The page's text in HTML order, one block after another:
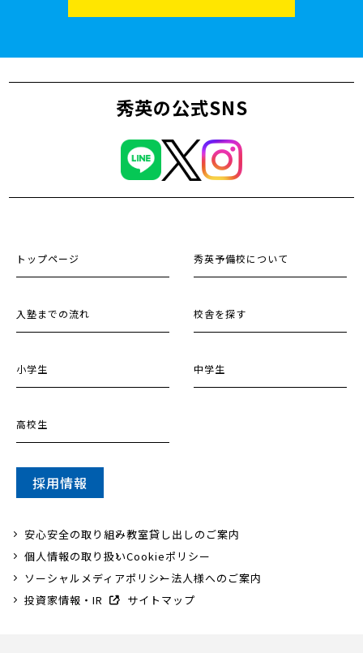
秀英の公式SNS
トップページ 秀英予備校について
入塾までの流れ 校舎を探す
小学生 中学生
高校生
採用情報
安心安全の取り組み教室貸し出しのご案内
個人情報の取り扱いCookieポリシー
ソーシャルメディアポリシー法人様へのご案内
投資家情報・IR
サイトマップ